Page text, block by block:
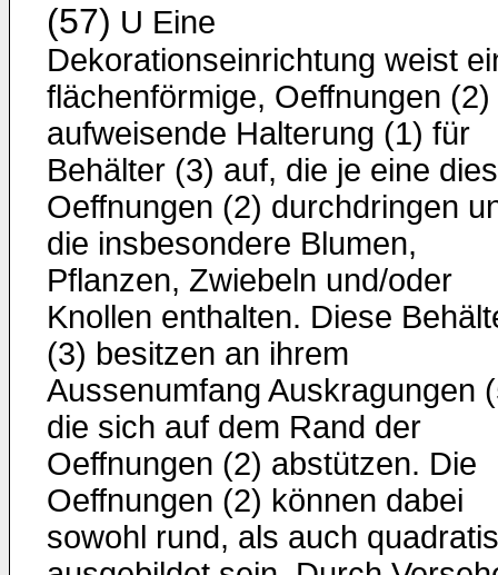
(57) U Eine
Dekorationseinrichtung weist
flächenförmige, Oeffnungen (2)
aufweisende Halterung (1) für
Behälter (3) auf, die je eine
Oeffnungen (2) durchdringen
die insbesondere Blumen,
Pflanzen, Zwiebeln und/oder
Knollen enthalten. Diese
(3) besitzen an ihrem
Aussenumfang Auskragungen
die sich auf dem Rand der
Oeffnungen (2) abstützen. Die
Oeffnungen (2) können dabei
sowohl rund, als auch